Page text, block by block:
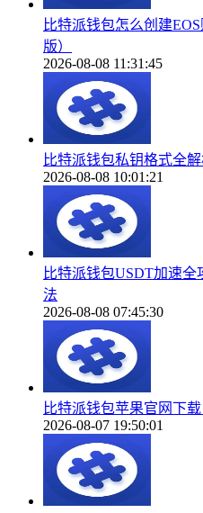
比特派钱包怎么创建
版）
2026-08-08 11:31:45
比特派钱包私钥格式全
2026-08-08 10:01:21
比特派钱包USDT加速
法
2026-08-08 07:45:30
比特派钱包苹果官网下
2026-08-07 19:50:01